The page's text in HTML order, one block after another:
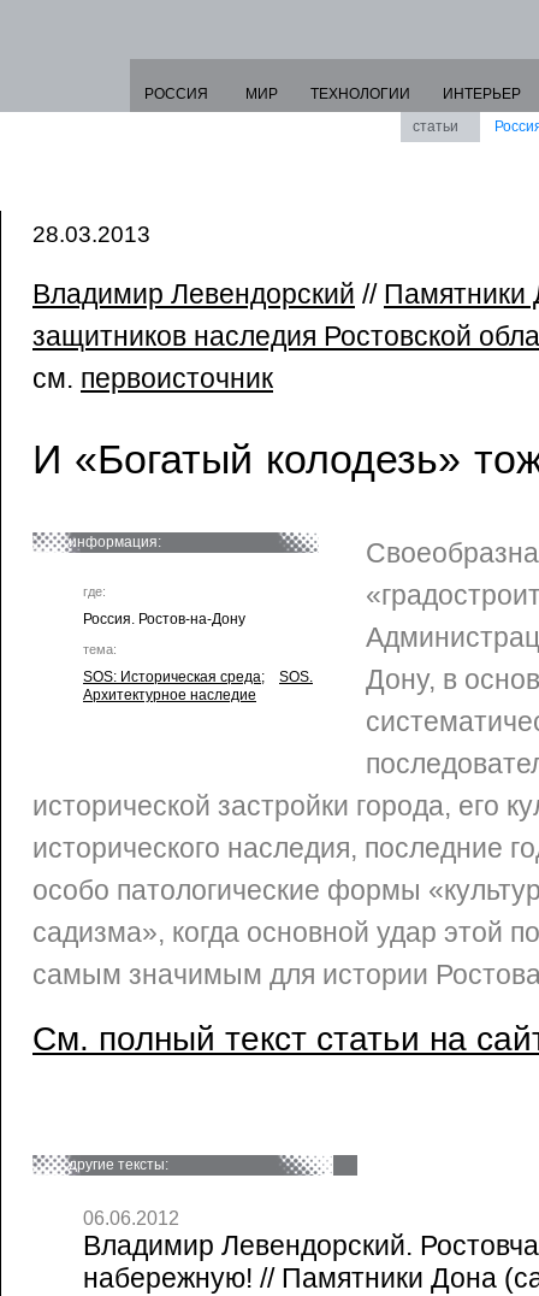
РОССИЯ МИР ТЕХНОЛОГИИ
ИНТЕРЬЕР
статьи
28.03.2013
Владимир Левендорский // Памятники
защитников наследия Ростовской
см. первоисточник
И «Богатый колодезь»
информация:
где:
Россия. Ростов-на-Дону
тема:
SOS: Историческая среда; SOS.
Архитектурное наследие
Дону, в
исторической застройки города, его
исторического наследия, последние
особо патологические формы
садизма», когда основной удар этой
самым значимым для истории
См. полный текст статьи на
другие тексты:
06.06.2012
Владимир Левендорский.
набережную! // Памятники Дона